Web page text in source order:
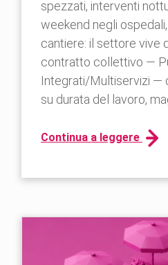
spezzati, interventi
weekend negli
cantiere: il settore vive
contratto collettivo —
Integrati/Multiservizi —
su durata del lavoro,
Continua a leggere